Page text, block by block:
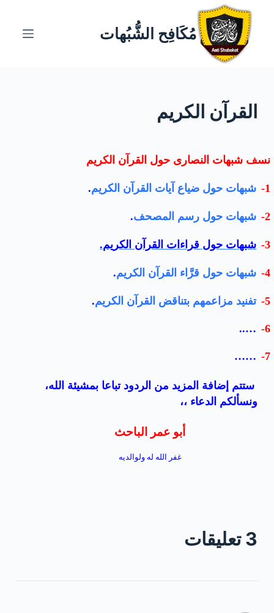
مُكَافِح الشُّبُهات
القرآن الكريم
نسف شبهات النصارى حول القرآن الكريم
1- شبهات حول ضياع آيات القرآن الكريم.
2- شبهات حول رسم المصحف.
3- شبهات حول قراءات القرآن الكريم.
4- شبهات حول قرَّاء القرآن الكريم.
5- تفنيد مزاعمهم بتناقض القرآن الكريم.
6-
…..
7-
……
ستتم إضافة المزيد من الردود تباعا بمشيئة الله،
ونسألكم الدعاء ،،
أبو عمر الباحث
غفر الله له ولوالديه
3 تعليقات